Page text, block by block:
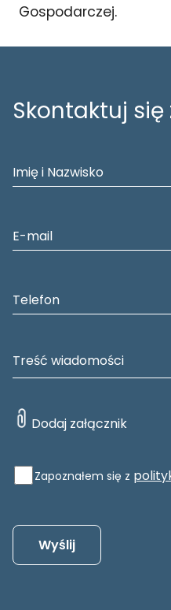
Gospodarczej.
Skontaktuj się
Zapoznałem się z